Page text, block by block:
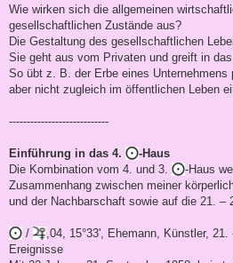
Wie wirken sich die allgemeinen
gesellschaftlichen Zustände aus?
Die Gestaltung des gesellschaftlichen
Sie geht aus vom Privaten und greift in
So übt z. B. der Erbe eines
aber nicht zugleich im öffentlichen Leben
----------------------------
Einführung in das 4.
-Haus
Die Kombination vom 4. und 3.
-Haus
Zusammenhang zwischen meiner
und der Nachbarschaft sowie auf die 21. –
/
,04, 15°33', Ehemann, Künstler, 21.
Ereignisse